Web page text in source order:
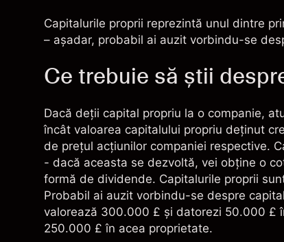
Capitalurile proprii reprezintă unul dintre
– aşadar, probabil ai auzit vorbindu-se
Ce trebuie să ştii
Dacă deţii capital propriu la o companie,
încât valoarea capitalului propriu deţinut
de preţul acţiunilor companiei respective.
- dacă aceasta se dezvoltă, vei obţine o
formă de dividende. Capitalurile proprii
Probabil ai auzit vorbindu-se despre
valorează 300.000 £ şi datorezi 50.000 £
250.000 £ în acea proprietate.